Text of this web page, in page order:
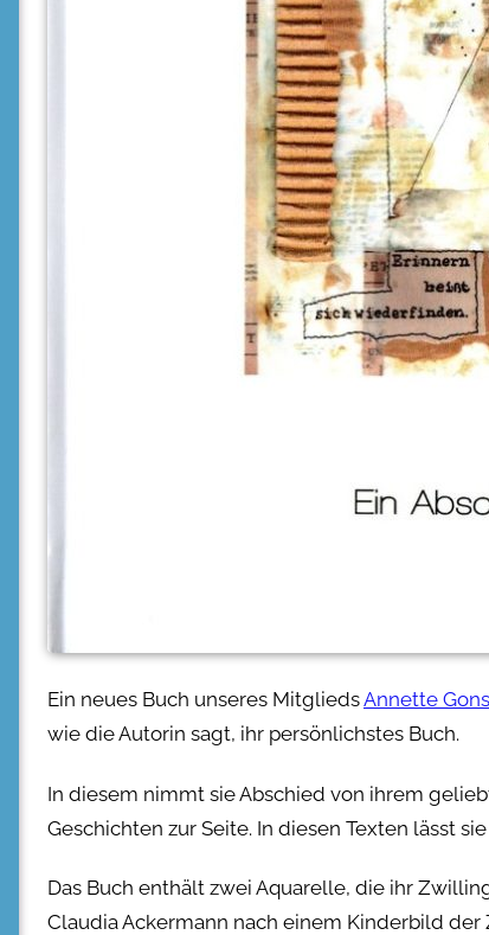
Ein neues Buch unseres MitgliedsAnnette
wie die Autorin sagt, ihr persönlichstes Buch.
In diesem nimmt sie Abschied von ihrem
Geschichten zur Seite. In diesen Texten lässt
Das Buch enthält zwei Aquarelle, die ihr
Claudia Ackermann nach einem Kinderbild